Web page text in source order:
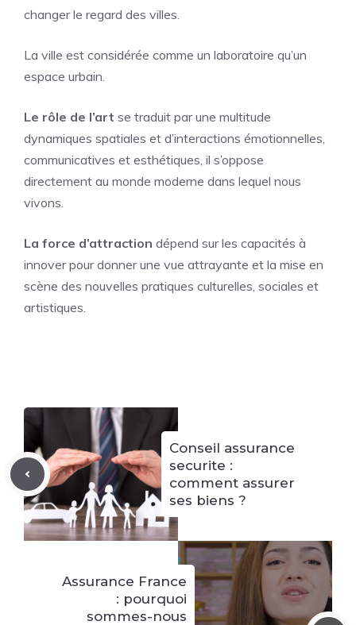
changer le regard des villes.
La ville est considérée comme un laboratoire qu’un
espace urbain.
Le rôle de l’art se traduit par une multitude
dynamiques spatiales et d’interactions émotionnelles,
communicatives et esthétiques, il s’oppose
directement au monde moderne dans lequel nous
vivons.
La force d’attraction dépend sur les capacités à
innover pour donner une vue attrayante et la mise en
scène des nouvelles pratiques culturelles, sociales et
artistiques.
Conseil assurance
securite :
comment assurer
ses biens ?
Assurance France
: pourquoi
sommes-nous